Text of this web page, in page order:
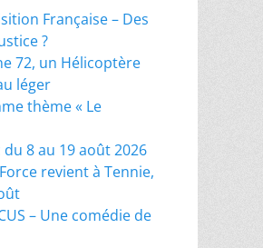
Française – Des
?
72, un Hélicoptère
léger
thème « Le
du 8 au 19 août 2026
revient à Tennie,
– Une comédie de